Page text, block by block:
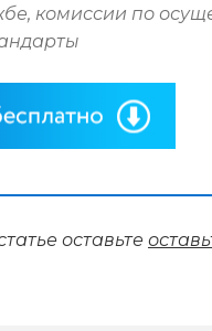
комиссии по
оставьте